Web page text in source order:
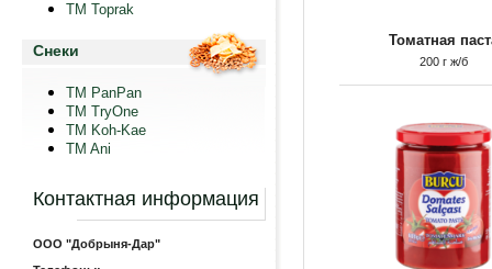
TM Toprak
Снеки
TM PanPan
ТМ TryOne
ТМ Koh-Kae
TM Ani
Контактная информация
ООО "Добрыня-Дар"
Томатная
200 г ж/б